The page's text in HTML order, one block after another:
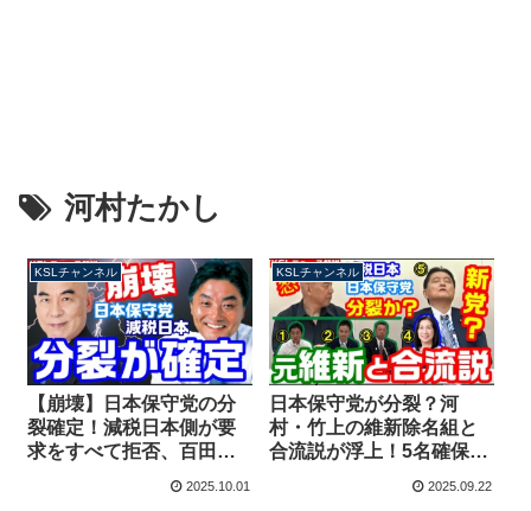
河村たかし
KSLチャンネル
【崩壊】日本保守党の分
裂確定！減税日本側が要
求をすべて拒否、百田・
河村たかし新党は不可
2025.10.01
KSLチャンネル
日本保守党が分裂？河
村・竹上の維新除名組と
合流説が浮上！5名確保で
2025.09.22